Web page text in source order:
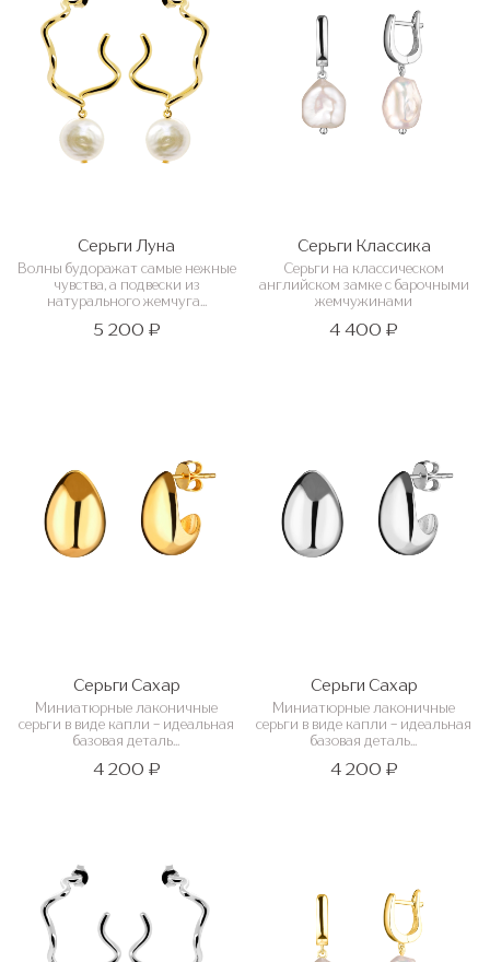
Серьги Луна
Волны будоражат самые нежные
чувства, а подвески из
натурального жемчуга...
5 200 ₽
Серьги Классика
Серьги на классическом
английском замке с барочными
жемчужинами
4 400 ₽
Серьги Сахар
Миниатюрные лаконичные
серьги в виде капли - идеальная
базовая деталь...
4 200 ₽
Серьги Сахар
Миниатюрные лаконичные
серьги в виде капли - идеальная
базовая деталь...
4 200 ₽